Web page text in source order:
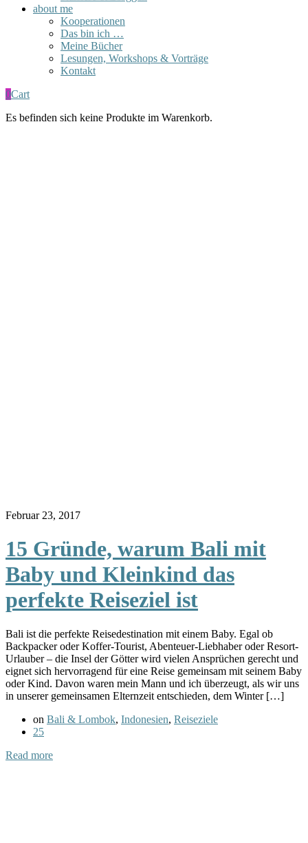
about me
Kooperationen
Das bin ich …
Meine Bücher
Lesungen, Workshops & Vorträge
Kontakt
0Cart
Es befinden sich keine Produkte im Warenkorb.
Februar 23, 2017
15 Gründe, warum Bali mit
Baby und Kleinkind das
perfekte Reiseziel ist
Bali ist die perfekte Reisedestination mit einem Baby. Egal ob
Backpacker oder Koffer-Tourist, Abenteuer-Liebhaber oder Resort-
Urlauber – die Insel der Götter wird vielen Ansprüchen gerecht und
eignet sich hervorragend für eine Reise gemeinsam mit seinem Baby
oder Kind. Davon waren mein Mann und ich überzeugt, als wir uns
in unserer gemeinsamen Elternzeit entschieden, dem Winter […]
on Bali & Lombok, Indonesien, Reiseziele
25
Read more